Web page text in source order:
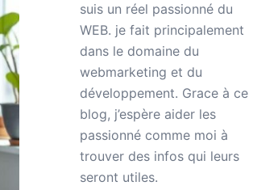
suis un réel passionné du
WEB. je fait principalement
dans le domaine du
webmarketing et du
développement. Grace à ce
blog, j’espère aider les
passionné comme moi à
trouver des infos qui leurs
seront utiles.